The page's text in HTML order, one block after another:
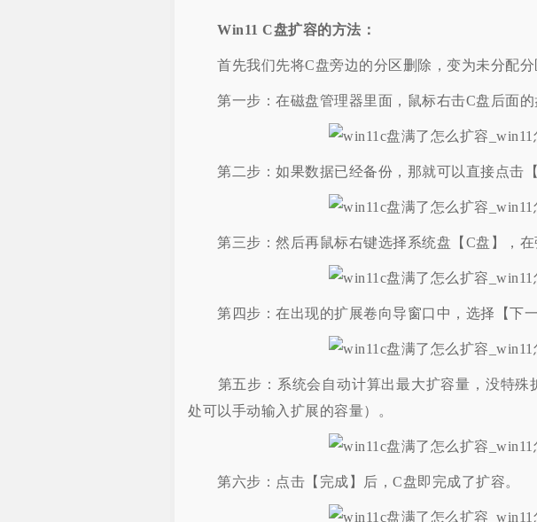
Win11 C盘扩容的方法：
首先我们先将C盘旁边的分区删除，变为未分配分
第一步：在磁盘管理器里面，鼠标右击C盘后面的
第二步：如果数据已经备份，那就可以直接点击【
第三步：然后再鼠标右键选择系统盘【C盘】，在
第四步：在出现的扩展卷向导窗口中，选择【下一
第五步：系统会自动计算出最大扩容量，没特殊
处可以手动输入扩展的容量）。
第六步：点击【完成】后，C盘即完成了扩容。